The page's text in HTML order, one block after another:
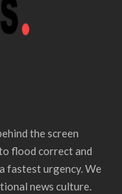
the screen
flood correct and
fastest urgency. We
news culture.